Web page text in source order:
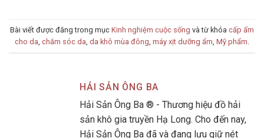
Bài viết được đăng trong mục Kinh nghiệm cuộc sống và từ khóa cấp ẩm
cho da chăm sóc da da khô mùa đông máy xịt dưỡng ẩm Mỹ phẩm
HẢI SẢN ÔNG BA
Hải Sản Ông Ba ® - Thương hiệu đồ hải
sản khô gia truyền Hạ Long. Cho đến nay,
Hải Sản Ông Ba đã và đang lưu giữ nét